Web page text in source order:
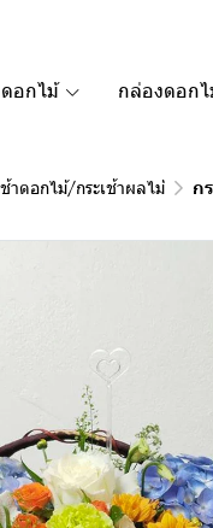
อกไม้ กล่องดอก
ช้าดอกไม้/กระเช้าผลไม้ ก